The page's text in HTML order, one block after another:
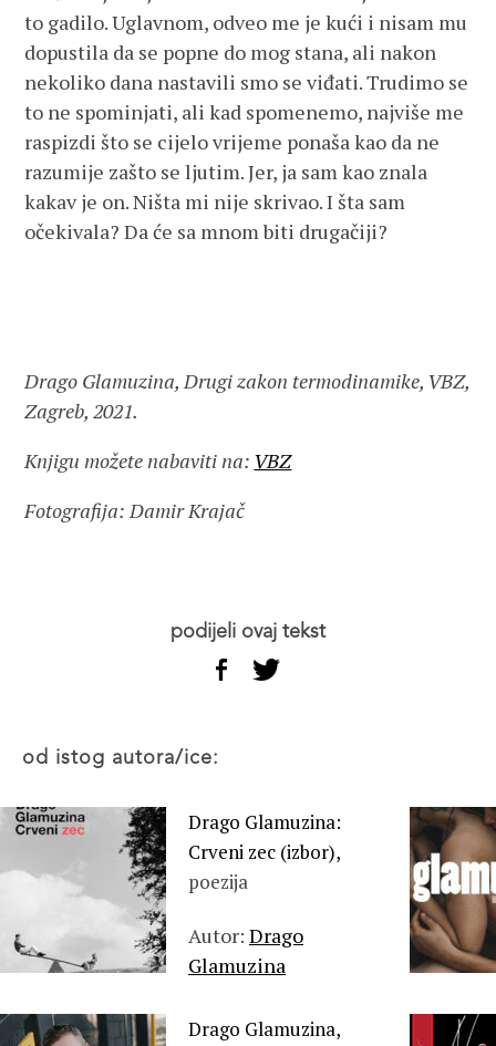
to gadilo. Uglavnom, odveo me je kući i nisam mu
dopustila da se popne do mog stana, ali nakon
nekoliko dana nastavili smo se viđati. Trudimo se
to ne spominjati, ali kad spomenemo, najviše me
raspizdi što se cijelo vrijeme ponaša kao da ne
razumije zašto se ljutim. Jer, ja sam kao znala
kakav je on. Ništa mi nije skrivao. I šta sam
očekivala? Da će sa mnom biti drugačiji?
Drago Glamuzina, Drugi zakon termodinamike, VBZ,
Zagreb, 2021.
Knjigu možete nabaviti na: VBZ
Fotografija: Damir Krajač
podijeli ovaj tekst
od istog autora/ice:
Drago Glamuzina:
Crveni zec (izbor),
poezija
Autor: Drago
Glamuzina
Drago Glamuzina,